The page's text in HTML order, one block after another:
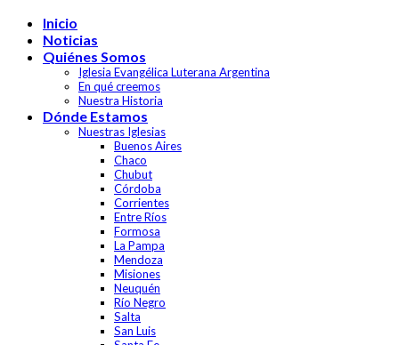
Skip
content
Inicio
Noticias
Quiénes Somos
Iglesia Evangélica Luterana Argentina
En qué creemos
Nuestra Historia
Dónde Estamos
Nuestras Iglesias
Buenos Aires
Chaco
Chubut
Córdoba
Corrientes
Entre Ríos
Formosa
La Pampa
Mendoza
Misiones
Neuquén
Río Negro
Salta
San Luis